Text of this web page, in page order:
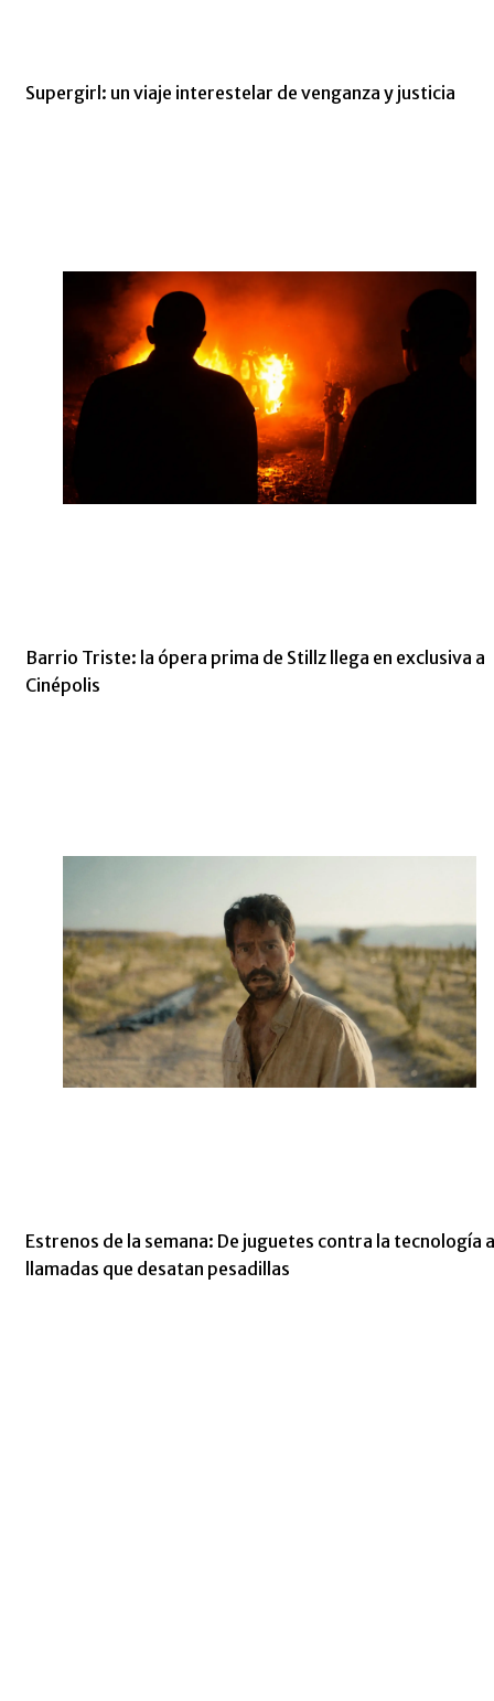
Supergirl: un viaje interestelar de venganza y justicia
Barrio Triste: la ópera prima de Stillz llega en exclusiva a
Cinépolis
Estrenos de la semana: De juguetes contra la tecnología a
llamadas que desatan pesadillas